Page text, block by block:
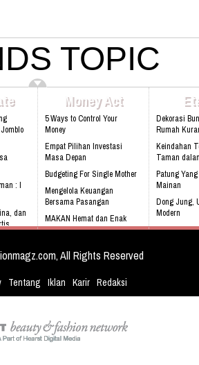
99
Darmawan Park Gate 1, Jl. Raya Babakan
Madang No. 99 Sentul, 16810.
Web:www.rukunseniorliving.com
TOPIC
: I
dan
Money Act
5 Ways to Control Your
Money
Empat Pilihan Investasi
Masa Depan
Budgeting For Single Mother
Mengelola Keuangan
Bersama Pasangan
MAKAN Hemat dan Enak
Dekorasi
Rumah
Keindahan
Taman
Patung
Mainan
Dong Jung,
Modern
Audi S3,
All Rights Reserved
Tentang Iklan Karir Redaksi